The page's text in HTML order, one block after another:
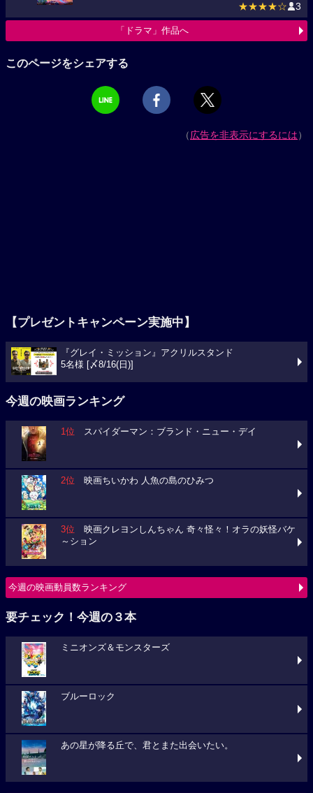
★★★★☆ 3
「ドラマ」作品へ
このページをシェアする
（広告を非表示にするには）
【プレゼントキャンペーン実施中】
『グレイ・ミッション』アクリルスタンド
5名様 [〆8/16(日)]
今週の映画ランキング
1位 スパイダーマン：ブランド・ニュー・デイ
2位 映画ちいかわ 人魚の島のひみつ
3位 映画クレヨンしんちゃん 奇々怪々！オラの妖怪バケ
～ション
今週の映画動員数ランキング
要チェック！今週の３本
ミニオンズ＆モンスターズ
ブルーロック
あの星が降る丘で、君とまた出会いたい。